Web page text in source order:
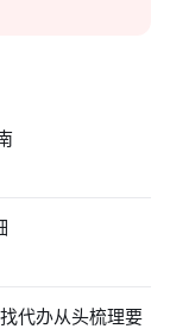
代办从头梳理要